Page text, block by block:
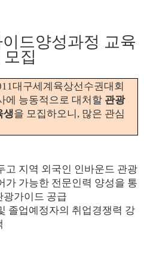
드양성과정 교육
모집
대구세계육상선수권대회
에 능동적으로 대처할 관광
생을 모집하오니, 많은 관심
고 지역 외국인 인바운드 관광
가 가능한 전문인력 양성을 통
광가이드 공급
졸업예정자의 취업경쟁력 강